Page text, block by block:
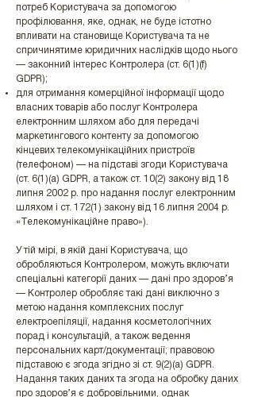
потреб Користувача за допомогою
профілювання, яке, однак, не буде істотно
впливати на становище Користувача та не
спричинятиме юридичних наслідків щодо нього
— законний інтерес Контролера (ст. 6(1)(f)
GDPR);
для отримання комерційної інформації щодо
власних товарів або послуг Контролера
електронним шляхом або для передачі
маркетингового контенту за допомогою
кінцевих телекомунікаційних пристроїв
(телефоном) — на підставі згоди Користувача
(ст. 6(1)(a) GDPR, а також ст. 10(2) закону від 18
липня 2002 р. про надання послуг електронним
шляхом і ст. 172(1) закону від 16 липня 2004 р.
«Телекомунікаційне право»).
У тій мірі, в якій дані Користувача, що
обробляються Контролером, можуть включати
спеціальні категорії даних — дані про здоров’я
— Контролер обробляє такі дані виключно з
метою надання комплексних послуг
електроепіляції, надання косметологічних
порад і консультацій, а також ведення
персональних карт/документації; правовою
підставою є згода згідно зі ст. 9(2)(a) GDPR.
Надання таких даних та згода на обробку даних
про здоров’я є добровільними, однак